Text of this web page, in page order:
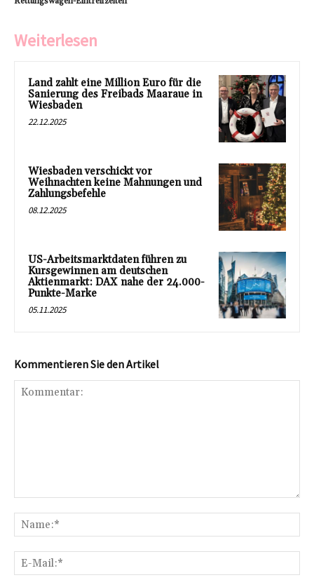
Weiterlesen
Land zahlt eine Million Euro für die
Sanierung des Freibads Maaraue in
Wiesbaden
22.12.2025
Wiesbaden verschickt vor
Weihnachten keine Mahnungen und
Zahlungsbefehle
08.12.2025
US-Arbeitsmarktdaten führen zu
Kursgewinnen am deutschen
Aktienmarkt: DAX nahe der 24.000-
Punkte-Marke
05.11.2025
Kommentieren Sie den Artikel